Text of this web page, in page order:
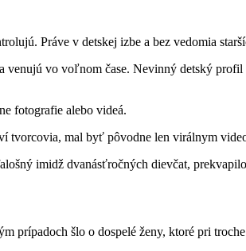
Práve v detskej izbe a bez vedomia
venujú vo voľnom čase. Nevinný detský
fotografie alebo videá.
tvorcovia, mal byť pôvodne len virálnym
imidž dvanásťročných dievčat,
šlo o dospelé ženy, ktoré pri